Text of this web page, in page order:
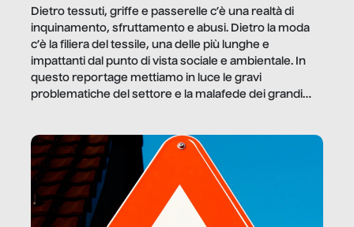
Dietro tessuti, griffe e passerelle c’è una realtà di
inquinamento, sfruttamento e abusi. Dietro la moda
c’è la filiera del tessile, una delle più lunghe e
impattanti dal punto di vista sociale e ambientale. In
questo reportage mettiamo in luce le gravi
problematiche del settore e la malafede dei grandi